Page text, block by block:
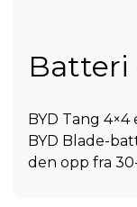
Batteri
BYD Tang
BYD Blade-
den opp fra